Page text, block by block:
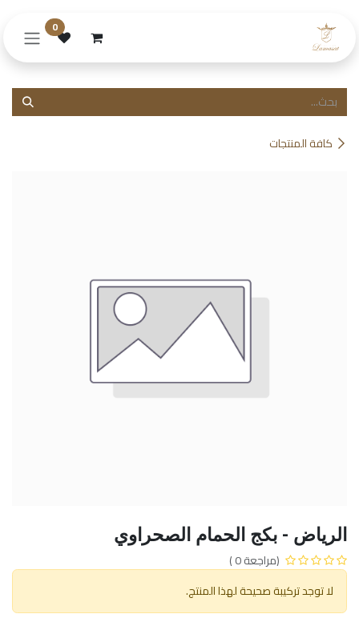
0
كافة المنتجات
الرياض - بكج الحمام الصحراوي
(مراجعة 0 )
لا توجد تركيبة صحيحة لهذا المنتج.